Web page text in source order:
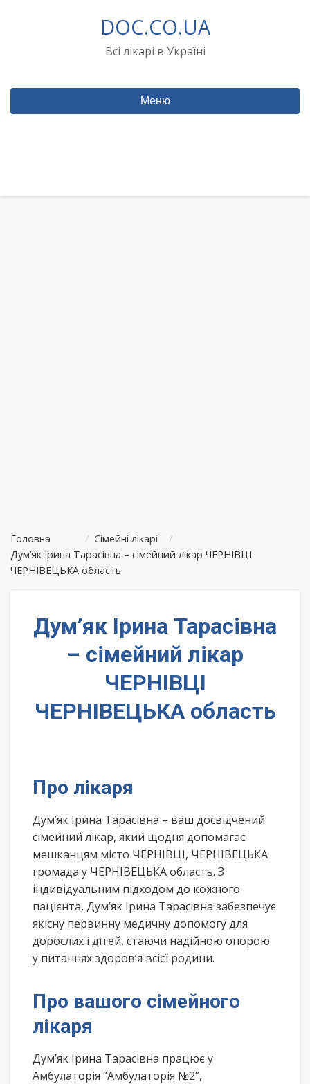
DOC.CO.UA
Всі лікарі в Україні
Меню
Головна / Сімейні лікарі
/
Дум’як Ірина Тарасівна – сімейний лікар ЧЕРНІВЦІ
ЧЕРНІВЕЦЬКА область
Дум’як Ірина Тарасівна
– сімейний лікар
ЧЕРНІВЦІ
ЧЕРНІВЕЦЬКА область
Про лікаря
Дум’як Ірина Тарасівна – ваш досвідчений
сімейний лікар, який щодня допомагає
мешканцям місто ЧЕРНІВЦІ, ЧЕРНІВЕЦЬКА
громада у ЧЕРНІВЕЦЬКА область. З
індивідуальним підходом до кожного
пацієнта, Дум’як Ірина Тарасівна забезпечує
якісну первинну медичну допомогу для
дорослих і дітей, стаючи надійною опорою
у питаннях здоров’я всієї родини.
Про вашого сімейного
лікаря
Дум’як Ірина Тарасівна працює у
Амбулаторія “Амбулаторія №2”,